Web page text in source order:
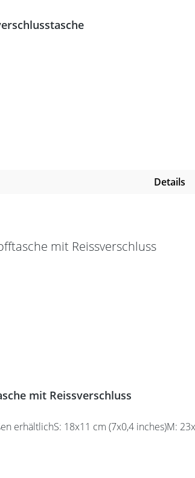
Details
mit Reissverschluss
erhältlichS: 18x11 cm (7x0,4 inches)M: